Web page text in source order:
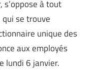
à tout
qui se trouve
unique des
aux employés
lundi 6 janvier.